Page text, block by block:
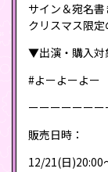
サイン＆宛名
クリスマス限
▼出演・購入対
#よーよーよー
ーーーーーー
販売日時：
12/21(日)20:00